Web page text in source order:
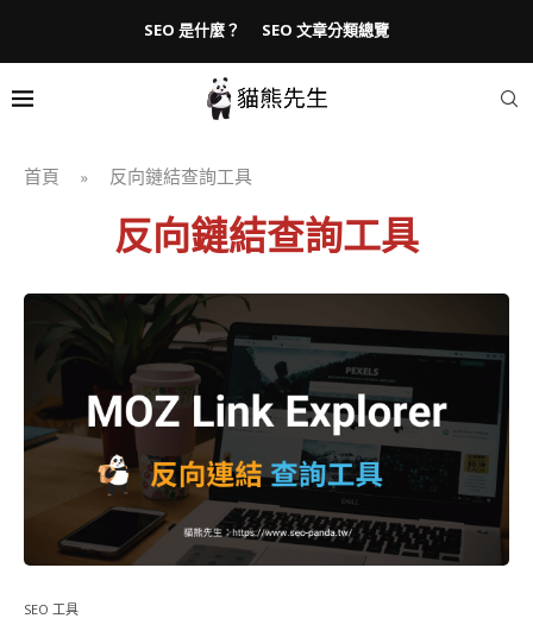
SEO 是什麼？ SEO 文章分類總覽
首頁 » 反向鏈結查詢工具
反向鏈結查詢工具
SEO 工具